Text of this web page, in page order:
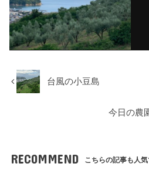
台風の小豆島
今日の農
RECOMMEND こちらの記事も人気